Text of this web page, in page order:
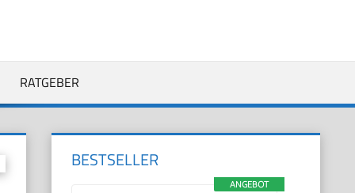
RATGEBER
BESTSELLER
ANGEBOT